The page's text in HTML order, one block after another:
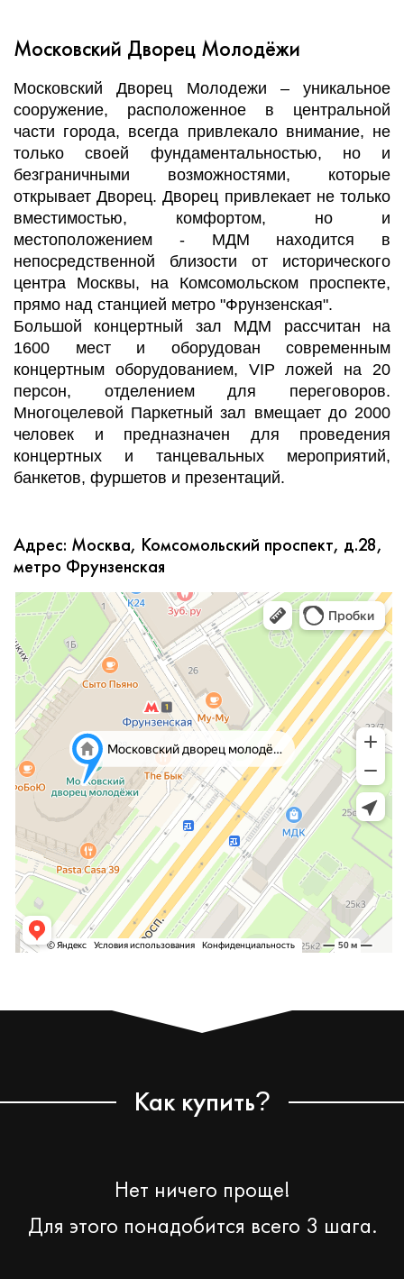
Московский Дворец Молодёжи
Московский Дворец Молодежи – уникальное
сооружение, расположенное в центральной
части города, всегда привлекало внимание, не
только своей фундаментальностью, но и
безграничными возможностями, которые
открывает Дворец. Дворец привлекает не только
вместимостью, комфортом, но и
местоположением - МДМ находится в
непосредственной близости от исторического
центра Москвы, на Комсомольском проспекте,
прямо над станцией метро "Фрунзенская".
Большой концертный зал МДМ рассчитан на
1600 мест и оборудован современным
концертным оборудованием, VIP ложей на 20
персон, отделением для переговоров.
Многоцелевой Паркетный зал вмещает до 2000
человек и предназначен для проведения
концертных и танцевальных мероприятий,
банкетов, фуршетов и презентаций.
Адрес: Москва, Комсомольский проспект, д.28,
метро Фрунзенская
Как купить?
Нет ничего проще!
Для этого понадобится всего 3 шага.